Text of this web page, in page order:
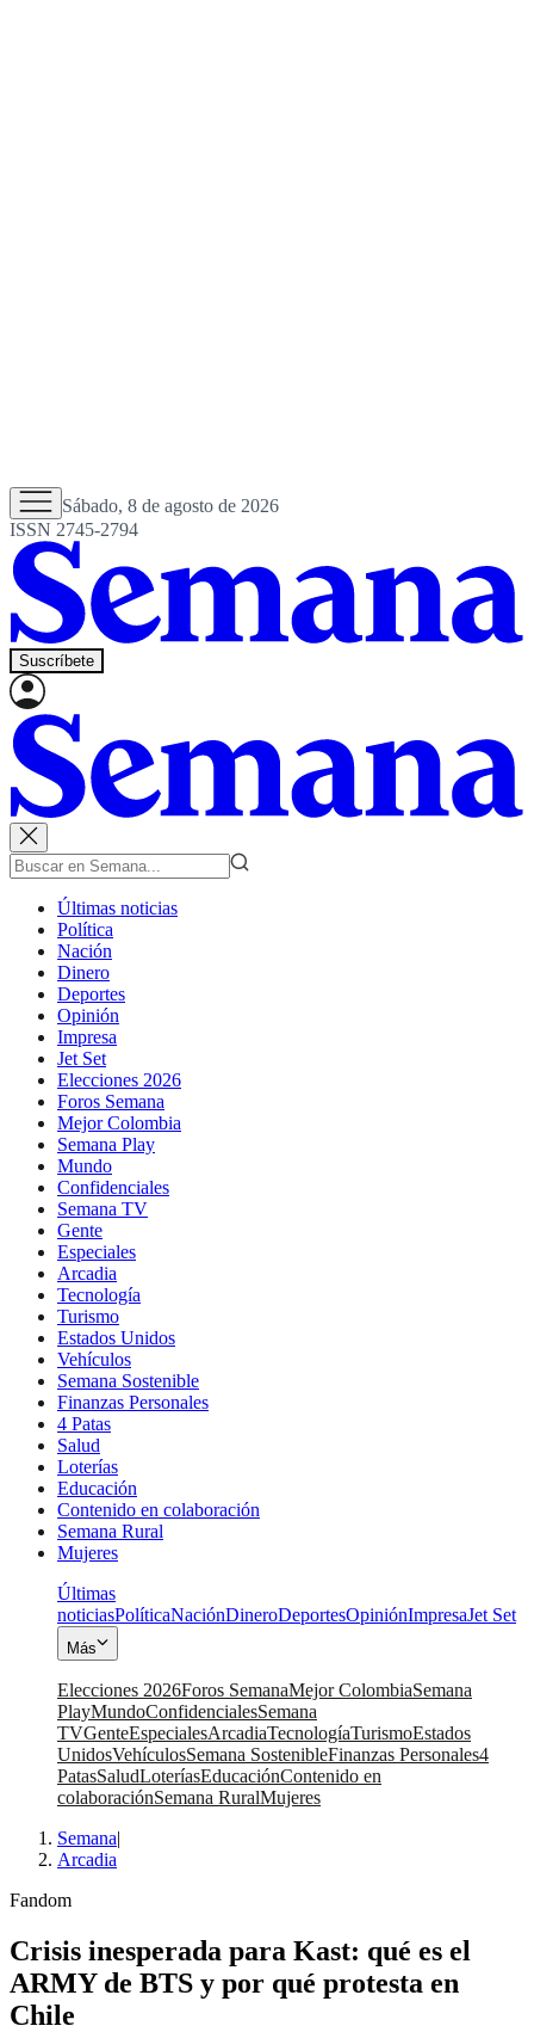
Sábado, 8 de agosto de 2026
ISSN 2745-2794
Suscríbete
Últimas noticias
Política
Nación
Dinero
Deportes
Opinión
Impresa
Jet Set
Elecciones 2026
Foros Semana
Mejor Colombia
Semana Play
Mundo
Confidenciales
Semana TV
Gente
Especiales
Arcadia
Tecnología
Turismo
Estados Unidos
Vehículos
Semana Sostenible
Finanzas Personales
4 Patas
Salud
Loterías
Educación
Contenido en colaboración
Semana Rural
Mujeres
Últimas
noticiasPolíticaNaciónDineroDeportesOpiniónImpresaJet Set
Más
Elecciones 2026Foros SemanaMejor ColombiaSemana
PlayMundoConfidencialesSemana
TVGenteEspecialesArcadiaTecnologíaTurismoEstados
UnidosVehículosSemana SostenibleFinanzas Personales4
PatasSaludLoteríasEducaciónContenido en
colaboraciónSemana RuralMujeres
Semana|
Arcadia
Fandom
Crisis inesperada para Kast: qué es el
ARMY de BTS y por qué protesta en
Chile